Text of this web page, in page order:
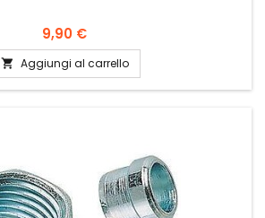
Prezzo
9,90 €
 Aggiungi al carrello